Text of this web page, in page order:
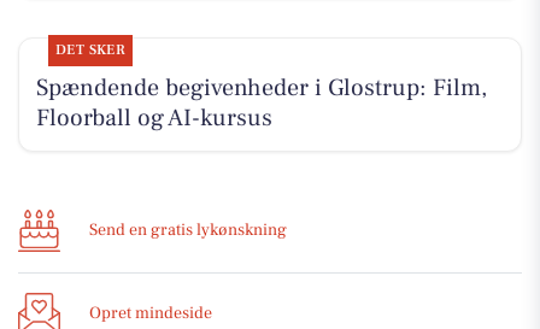
DET SKER
Spændende begivenheder i Glostrup: Film,
Floorball og AI-kursus
Send en gratis lykønskning
Opret mindeside